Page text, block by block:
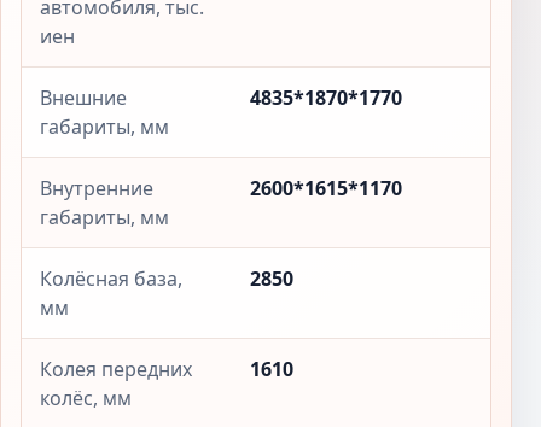
автомобиля, тыс.
иен
Внешние
габариты, мм
4835*1870*1770
Внутренние
габариты, мм
2600*1615*1170
Колёсная база,
мм
2850
Колея передних
колёс, мм
1610